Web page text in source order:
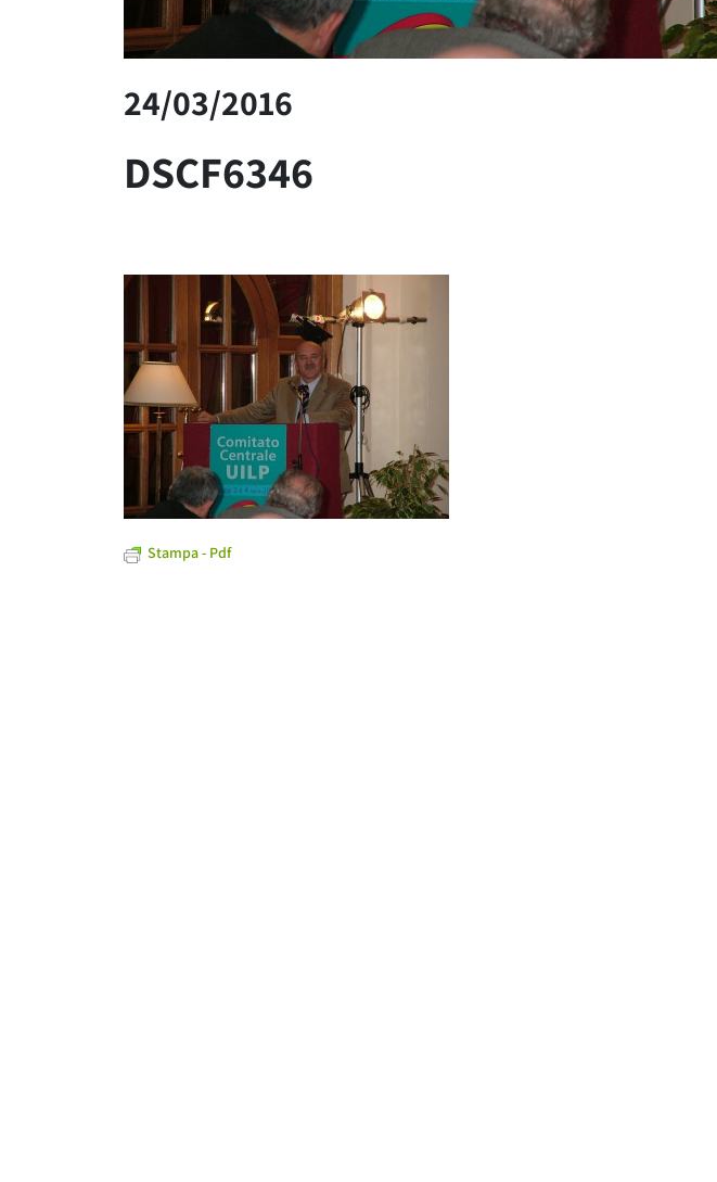
24/03/2016
DSCF6346
Stampa - Pdf